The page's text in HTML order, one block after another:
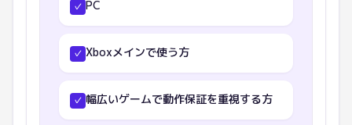
✓ PC
✓ Xboxメインで使う方
✓ 幅広いゲームで動作保証を重視する方